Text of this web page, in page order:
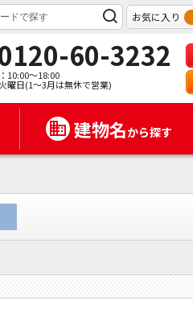
お気に入り
60-3232
10:00～18:00
曜日(1～3月は無休で営業)
建物名から探す